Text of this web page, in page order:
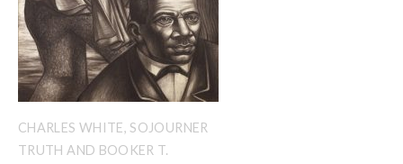
CHARLES WHITE, SOJOURNER
TRUTH AND BOOKER T.